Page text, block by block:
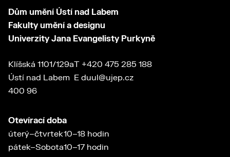
Dům umění Ústí nad Labem
Fakulty umění a designu
Univerzity Jana Evangelisty Purkyně
Klíšská 1101/129a
Ústí nad Labem
400 96
T +420 475 285 188
E duul@ujep.cz
Otevírací doba
úterý–čtvrtek
pátek–Sobota
10–18 hodin
10–17 hodin